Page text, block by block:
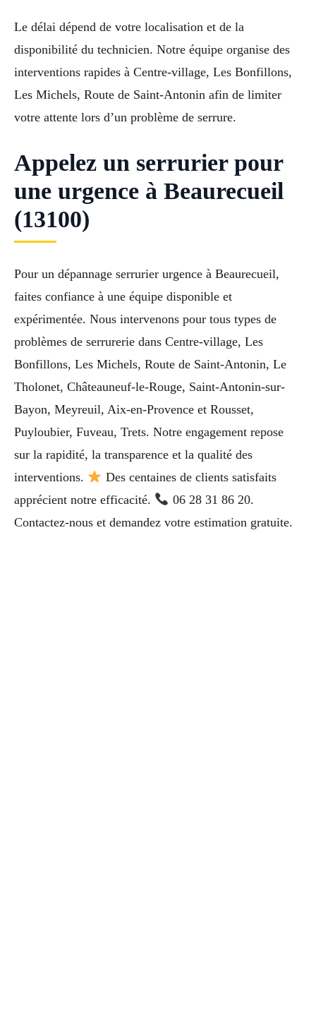
Le délai dépend de votre localisation et de la
disponibilité du technicien. Notre équipe organise des
interventions rapides à Centre-village, Les Bonfillons,
Les Michels, Route de Saint-Antonin afin de limiter
votre attente lors d’un problème de serrure.
Appelez un serrurier pour
une urgence à Beaurecueil
(13100)
Pour un dépannage serrurier urgence à Beaurecueil,
faites confiance à une équipe disponible et
expérimentée. Nous intervenons pour tous types de
problèmes de serrurerie dans Centre-village, Les
Bonfillons, Les Michels, Route de Saint-Antonin, Le
Tholonet, Châteauneuf-le-Rouge, Saint-Antonin-sur-
Bayon, Meyreuil, Aix-en-Provence et Rousset,
Puyloubier, Fuveau, Trets. Notre engagement repose
sur la rapidité, la transparence et la qualité des
interventions.
Des centaines de clients satisfaits
apprécient notre efficacité.
06 28 31 86 20.
Contactez-nous et demandez votre estimation gratuite.